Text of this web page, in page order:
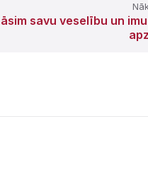
savu veselību un